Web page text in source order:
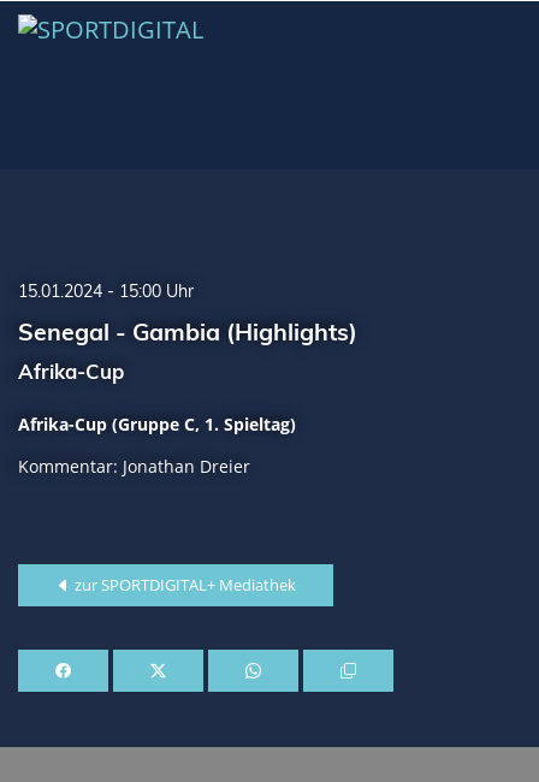
15.01.2024 - 15:00 Uhr
Senegal - Gambia (Highlights)
Afrika-Cup
Afrika-Cup (Gruppe C, 1. Spieltag)
Kommentar: Jonathan Dreier
zur SPORTDIGITAL+ Mediathek